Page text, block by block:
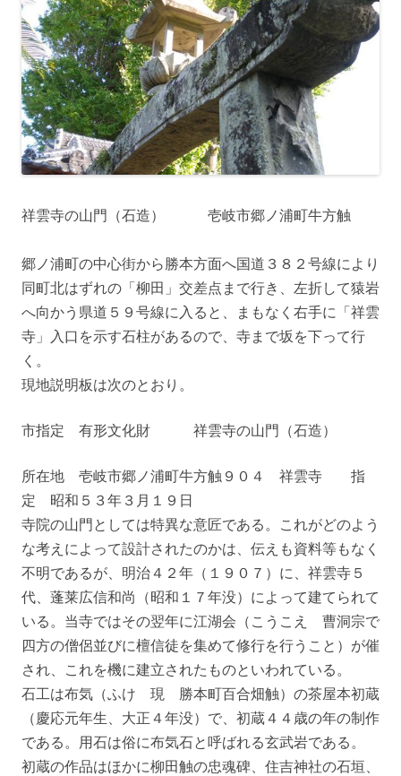
祥雲寺の山門（石造） 壱岐市郷ノ浦町牛方触
郷ノ浦町の中心街から勝本方面へ国道３８２号線により
同町北はずれの「柳田」交差点まで行き、左折して猿岩
へ向かう県道５９号線に入ると、まもなく右手に「祥雲
寺」入口を示す石柱があるので、寺まで坂を下って行
く。
現地説明板は次のとおり。
市指定 有形文化財 祥雲寺の山門（石造）
所在地 壱岐市郷ノ浦町牛方触９０４ 祥雲寺 指
定 昭和５３年３月１９日
寺院の山門としては特異な意匠である。これがどのよう
な考えによって設計されたのかは、伝えも資料等もなく
不明であるが、明治４２年（１９０７）に、祥雲寺５
代、蓬莱広信和尚（昭和１７年没）によって建てられて
いる。当寺ではその翌年に江湖会（こうこえ 曹洞宗で
四方の僧侶並びに檀信徒を集めて修行を行うこと）が催
され、これを機に建立されたものといわれている。
石工は布気（ふけ 現 勝本町百合畑触）の茶屋本初蔵
（慶応元年生、大正４年没）で、初蔵４４歳の年の制作
である。用石は俗に布気石と呼ばれる玄武岩である。
初蔵の作品はほかに柳田触の忠魂碑、住吉神社の石垣、